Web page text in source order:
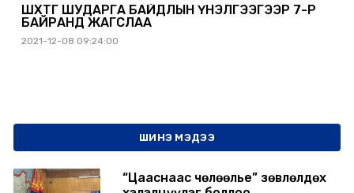
ШӨХТГ ШУДАРГА БАЙДЛЫН ҮНЭЛГЭЭГЭЭР 7-Р
БАЙРАНД ЖАГСЛАА
2021-12-08 09:24:00
ШИНЭ МЭДЭЭ
“Цааснаас чөлөөлье” зөвлөлдөх